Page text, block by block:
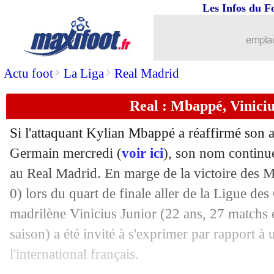
Actu foot> La Liga> Real Madrid
Les Infos du
Real : Mbappé,
Si l'attaquant Kylian Mbappé a réaffirmé son
Germain mercredi (voir ici), son nom
au Real Madrid. En marge de la victoire des
0) lors du quart de finale aller de la Ligue
madrilène Vinicius Junior (22 ans, 27 matchs
saison) a été invité à s'exprimer par rapport à
l'international français.
Bayern : Tuchel à fond sur Osimhen
13/04 PSG: le fils de Galtier prend la parole
M'Gladbach
13/04 Olympiakos: James, contrat résilié
13/04 PSV: Simons, le Barça pas intéressé ?
13/04 Lyon : Aouar, la Roma en action
13/04 Valenciennes: Rabuel prend la porte
13/04 Bayern: Mané, le vestiaire choqué...